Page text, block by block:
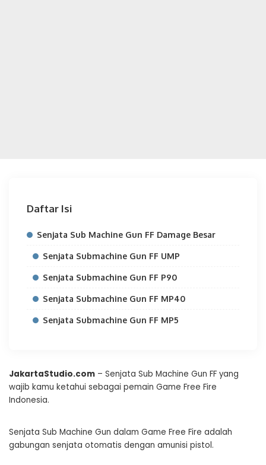
Daftar Isi
Senjata Sub Machine Gun FF Damage Besar
Senjata Submachine Gun FF UMP
Senjata Submachine Gun FF P90
Senjata Submachine Gun FF MP40
Senjata Submachine Gun FF MP5
JakartaStudio.com – Senjata Sub Machine Gun FF yang
wajib kamu ketahui sebagai pemain Game Free Fire
Indonesia.
Senjata Sub Machine Gun dalam Game Free Fire adalah
gabungan senjata otomatis dengan amunisi pistol.